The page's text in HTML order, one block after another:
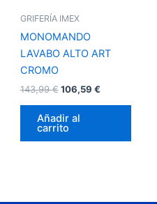
GRIFERÍA IMEX
MONOMANDO
LAVABO ALTO ART
CROMO
143,99€ 106,59 €
Añadir al
carrito